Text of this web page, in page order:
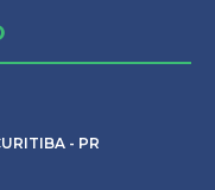
- PR